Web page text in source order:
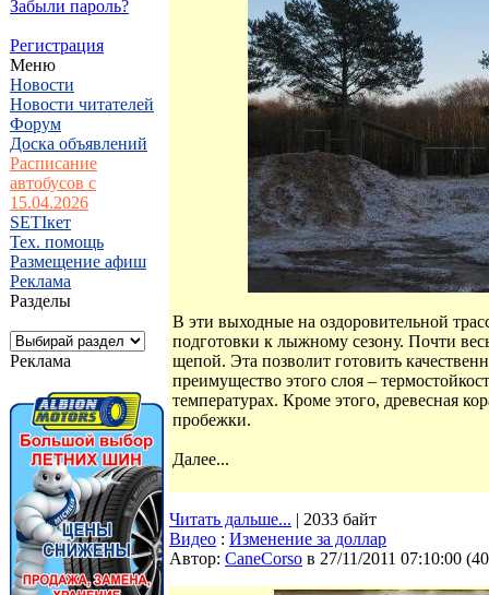
Забыли пароль?
Регистрация
Меню
Новости
Новости читателей
Форум
Доска объявлений
Расписание
автобусов с
15.04.2026
SETIкет
Тех. помощь
Размещение афиш
Реклама
Разделы
Реклама
В эти выходные на оздоровительной
подготовки к лыжному сезону. Почти
щепой. Эта позволит готовить
преимущество этого слоя –
температурах. Кроме этого, древесная
пробежки.
Далее...
Читать дальше... | 2033 байт
Видео : Изменение за доллар
Автор: CaneCorso в 27/11/2011 07:10:00 (